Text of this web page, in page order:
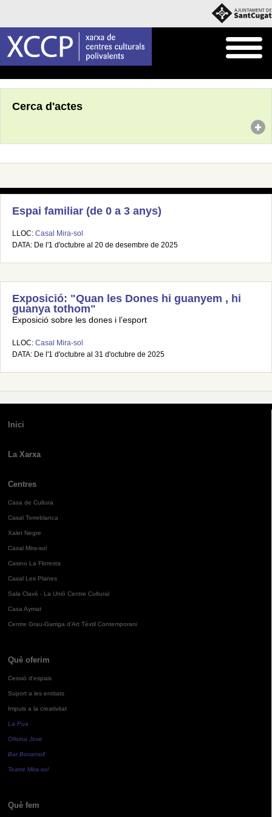
Cerca d'actes
Espai familiar (de 0 a 3 anys)
LLOC: Casal Mira-sol
DATA: De l'1 d'octubre al 20 de desembre de 2025
Exposició: "Quan les Dones hi guanyem , hi
guanya tothom"
Exposició sobre les dones i l’esport
LLOC: Casal Mira-sol
DATA: De l'1 d'octubre al 31 d'octubre de 2025
Inici
La Xarxa
Centres
Casa de Cultura
Casal Torreblanca
Xalet Negre
Casal Mira-sol
Casino La Floresta
Casal Les Planes
Sala Clavé - La Unió Centre Cultural
Casa Aymat
Centre Grau-Garriga d'Art Tèxtil Contemporani
Què oferim
Cessió d'espais
Suport a les entitats
Impuls a la creativitat
La Pua
Oficina Jove
Bar Bocamoll
Teatre Mira-sol
Què fem